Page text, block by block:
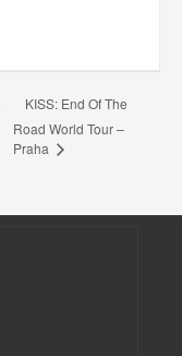
KISS: End Of The
Road World Tour –
Praha